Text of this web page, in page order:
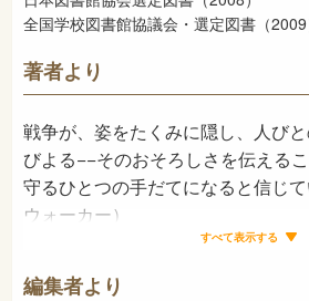
全国学校図書館協議会・選定図書（2009
著者より
戦争が、姿をたくみに隠し、人び
びよる−−そのおそろしさを伝える
守るひとつの手だてになると信じ
ウォーカー）
すべて表示する
編集者より